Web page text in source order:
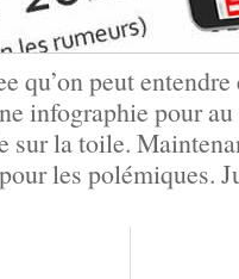
qu’on peut
infographie pour
la toile.
les polémiques.